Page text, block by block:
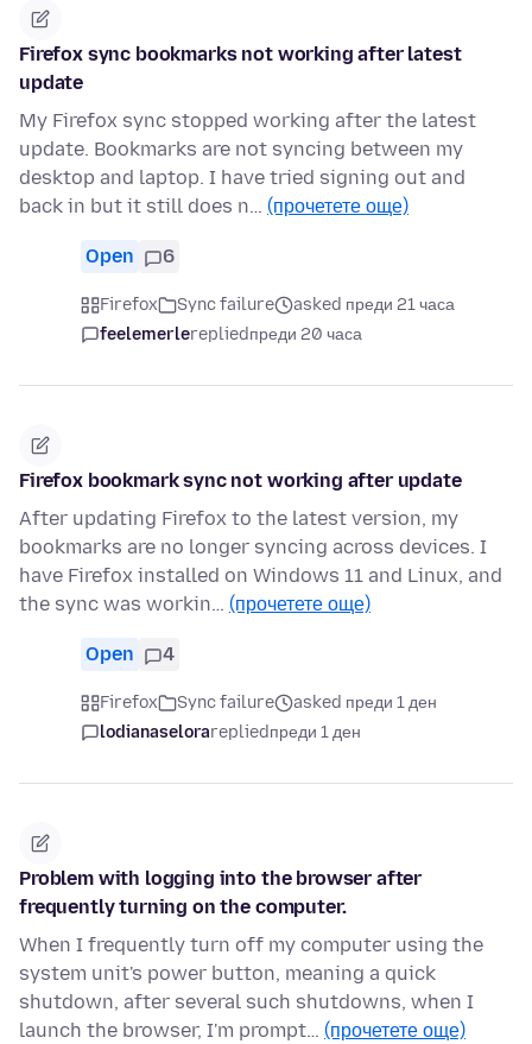
Firefox sync bookmarks not working after latest
update
My Firefox sync stopped working after the latest
update. Bookmarks are not syncing between my
desktop and laptop. I have tried signing out and
back in but it still does n… (прочетете още)
Open 6
Firefox Sync failure
asked преди 21 часа
feelemerlerepliedпреди 20 часа
Firefox bookmark sync not working after update
After updating Firefox to the latest version, my
bookmarks are no longer syncing across devices. I
have Firefox installed on Windows 11 and Linux, and
the sync was workin… (прочетете още)
Open 4
Firefox Sync failure
asked преди 1 ден
lodianaselorarepliedпреди 1 ден
Problem with logging into the browser after
frequently turning on the computer.
When I frequently turn off my computer using the
system unit's power button, meaning a quick
shutdown, after several such shutdowns, when I
launch the browser, I'm prompt… (прочетете още)